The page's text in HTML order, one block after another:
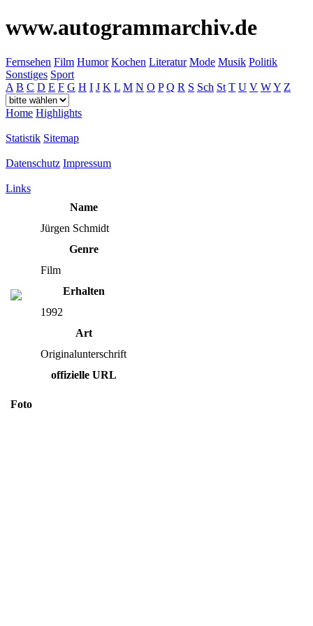
www.autogrammarchiv.de
Fernsehen Film Humor Kochen Literatur Mode Musik Politik
Sonstiges Sport
A B C D E F G H I J K L M N O P Q R S Sch St T U V WY Z
Home Highlights
Statistik Sitemap
Datenschutz Impressum
Links
Name
Jürgen Schmidt
Genre
Film
Erhalten
1992
Art
Originalunterschrift
offizielle URL
Foto